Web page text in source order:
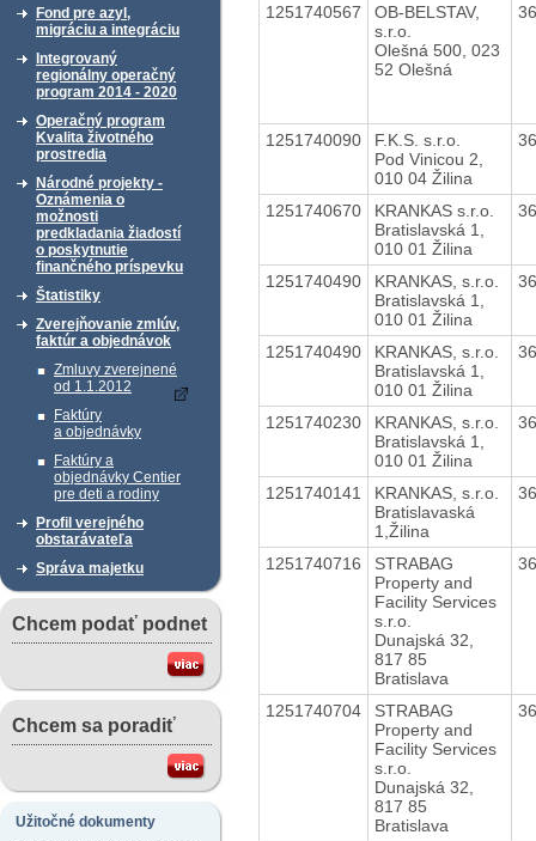
Fond pre azyl,
migráciu a integráciu
Integrovaný
regionálny operačný
program 2014 - 2020
Operačný program
Kvalita životného
prostredia
Národné projekty -
Oznámenia o
možnosti
predkladania žiadostí
o poskytnutie
finančného príspevku
Štatistiky
Zverejňovanie zmlúv,
faktúr a objednávok
Zmluvy zverejnené
od 1.1.2012
Faktúry
a objednávky
Faktúry a
objednávky Centier
pre deti a rodiny
Profil verejného
obstarávateľa
Správa majetku
Chcem podať podnet
Chcem sa poradiť
Užitočné dokumenty
1251740567
OB-BELSTAV,
s.r.o.
Olešná 500, 023
52 Olešná
1251740090
F.K.S. s.r.o.
Pod Vinicou 2,
010 04 Žilina
1251740670
KRANKAS s.r.o.
Bratislavská 1,
010 01 Žilina
1251740490
KRANKAS, s.r.o.
Bratislavská 1,
010 01 Žilina
1251740490
KRANKAS, s.r.o.
Bratislavská 1,
010 01 Žilina
1251740230
KRANKAS, s.r.o.
Bratislavská 1,
010 01 Žilina
1251740141
KRANKAS, s.r.o.
Bratislavaská
1,Žilina
1251740716
STRABAG
Property and
Facility Services
s.r.o.
Dunajská 32,
817 85
Bratislava
1251740704
STRABAG
Property and
Facility Services
s.r.o.
Dunajská 32,
817 85
Bratislava